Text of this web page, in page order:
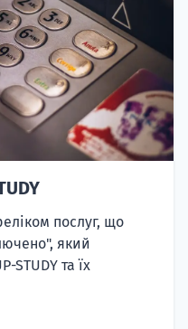
послуг, що
який
STUDY та їх